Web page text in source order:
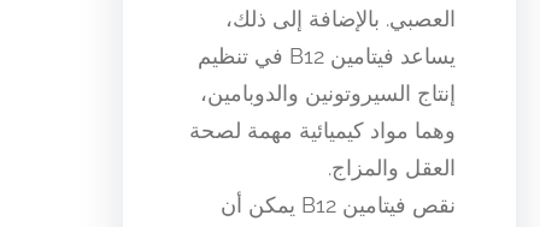
العصبي. بالإضافة إلى ذلك،
يساعد فيتامين B12 في تنظيم
إنتاج السيروتونين والدوبامين،
وهما مواد كيميائية مهمة لصحة
العقل والمزاج.
نقص فيتامين B12 يمكن أن